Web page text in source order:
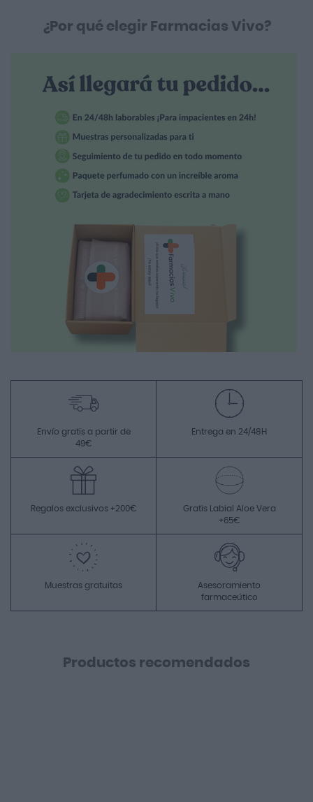
¿Por qué elegir Farmacias Vivo?
Envío gratis a partir de
49€
Entrega en 24/48H
Regalos exclusivos +200€
Gratis Labial Aloe Vera
+65€
Muestras gratuitas
Asesoramiento
farmaceútico
Productos recomendados